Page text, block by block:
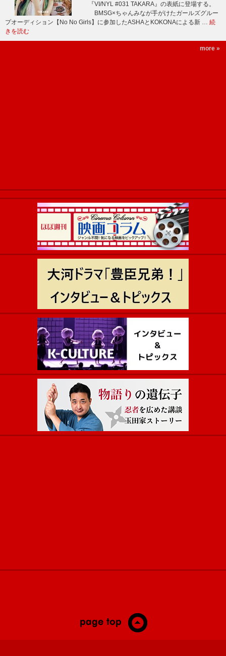
『VI/NYL #031 TAKARA』の表紙に登場する。
BMSG×ちゃんみなが手がけたガールズグルー
プオーディション【No No Girls】に参加したASHAとKOKONAによる新 … 続
きを読む
more »